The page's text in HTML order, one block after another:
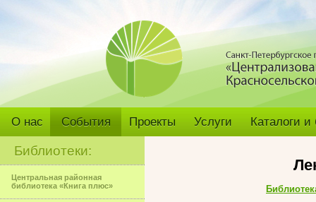
О нас События Проекты Услуги Каталоги
Библиотеки:
Центральная районная
библиотека «Книга плюс»